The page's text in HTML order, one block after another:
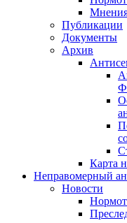
Публикации
Документы
Архив
Карта
Неправомерный
Новости